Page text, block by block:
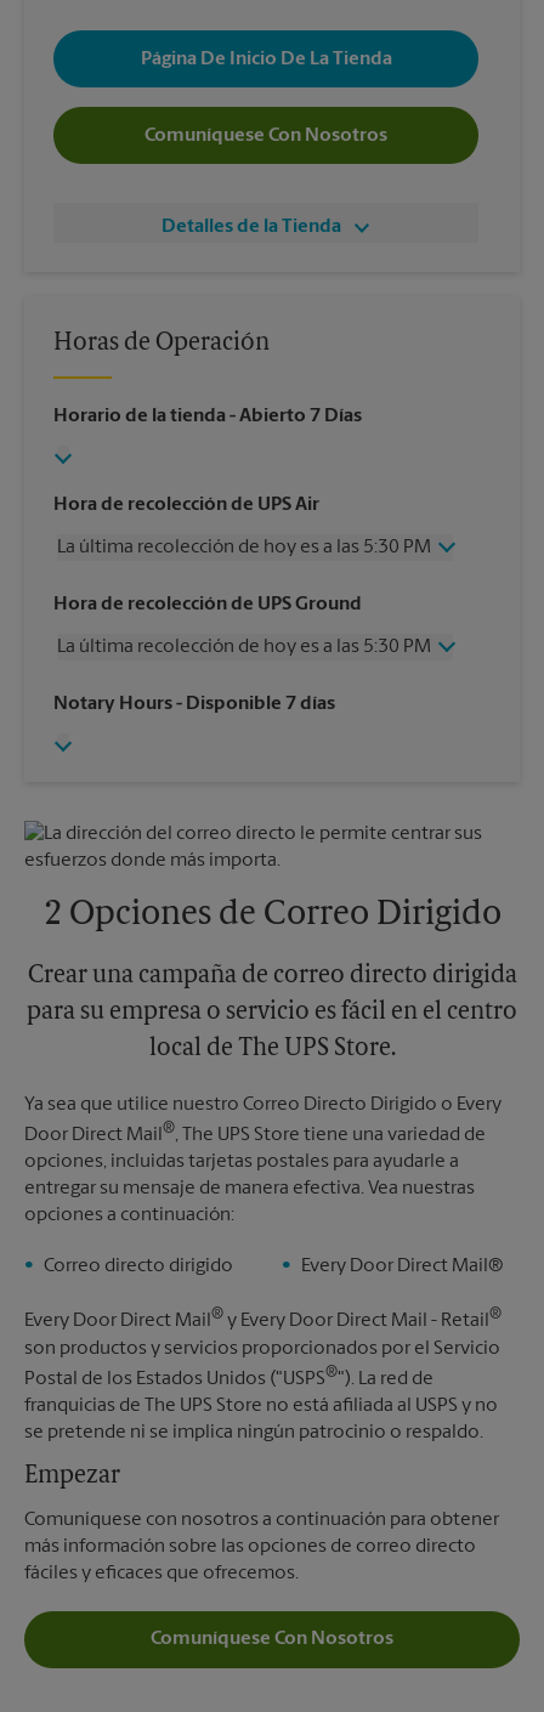
Página De Inicio De La Tienda
Comuníquese Con Nosotros
Detalles de la Tienda
Horas de Operación
Horario de la tienda - Abierto 7 Días
Hora de recolección de UPS Air
La última recolección de hoy es a las 5:30 PM
Miércoles
5:30 PM
Viernes
5:30 PM
Domingo
Sin Recolección
Hora de recolección de UPS Ground
La última recolección de hoy es a las 5:30 PM
Miércoles
5:30 PM
Viernes
Lunes
5:30 PM
Martes
5:30 PM
Notary Hours- Disponible 7 días
2 Opciones de Correo Dirigido
Crear una campaña de correo directo dirigida
para su empresa o servicio es fácil en el centro
local de The UPS Store.
Ya sea que utilice nuestro Correo Directo Dirigido o Every
Door Direct Mail®, The UPS Store tiene una variedad de
opciones, incluidas tarjetas postales para ayudarle a
entregar su mensaje de manera efectiva. Vea nuestras
opciones a continuación:
Correo directo dirigido Every Door Direct Mail®
Every Door Direct Mail® y Every Door Direct Mail - Retail®
son productos y servicios proporcionados por el Servicio
Postal de los Estados Unidos ("USPS®"). La red de
franquicias de The UPS Store no está afiliada al USPS y no
se pretende ni se implica ningún patrocinio o respaldo.
Empezar
Comuníquese con nosotros a continuación para obtener
más información sobre las opciones de correo directo
fáciles y eficaces que ofrecemos.
Comuníquese Con Nosotros